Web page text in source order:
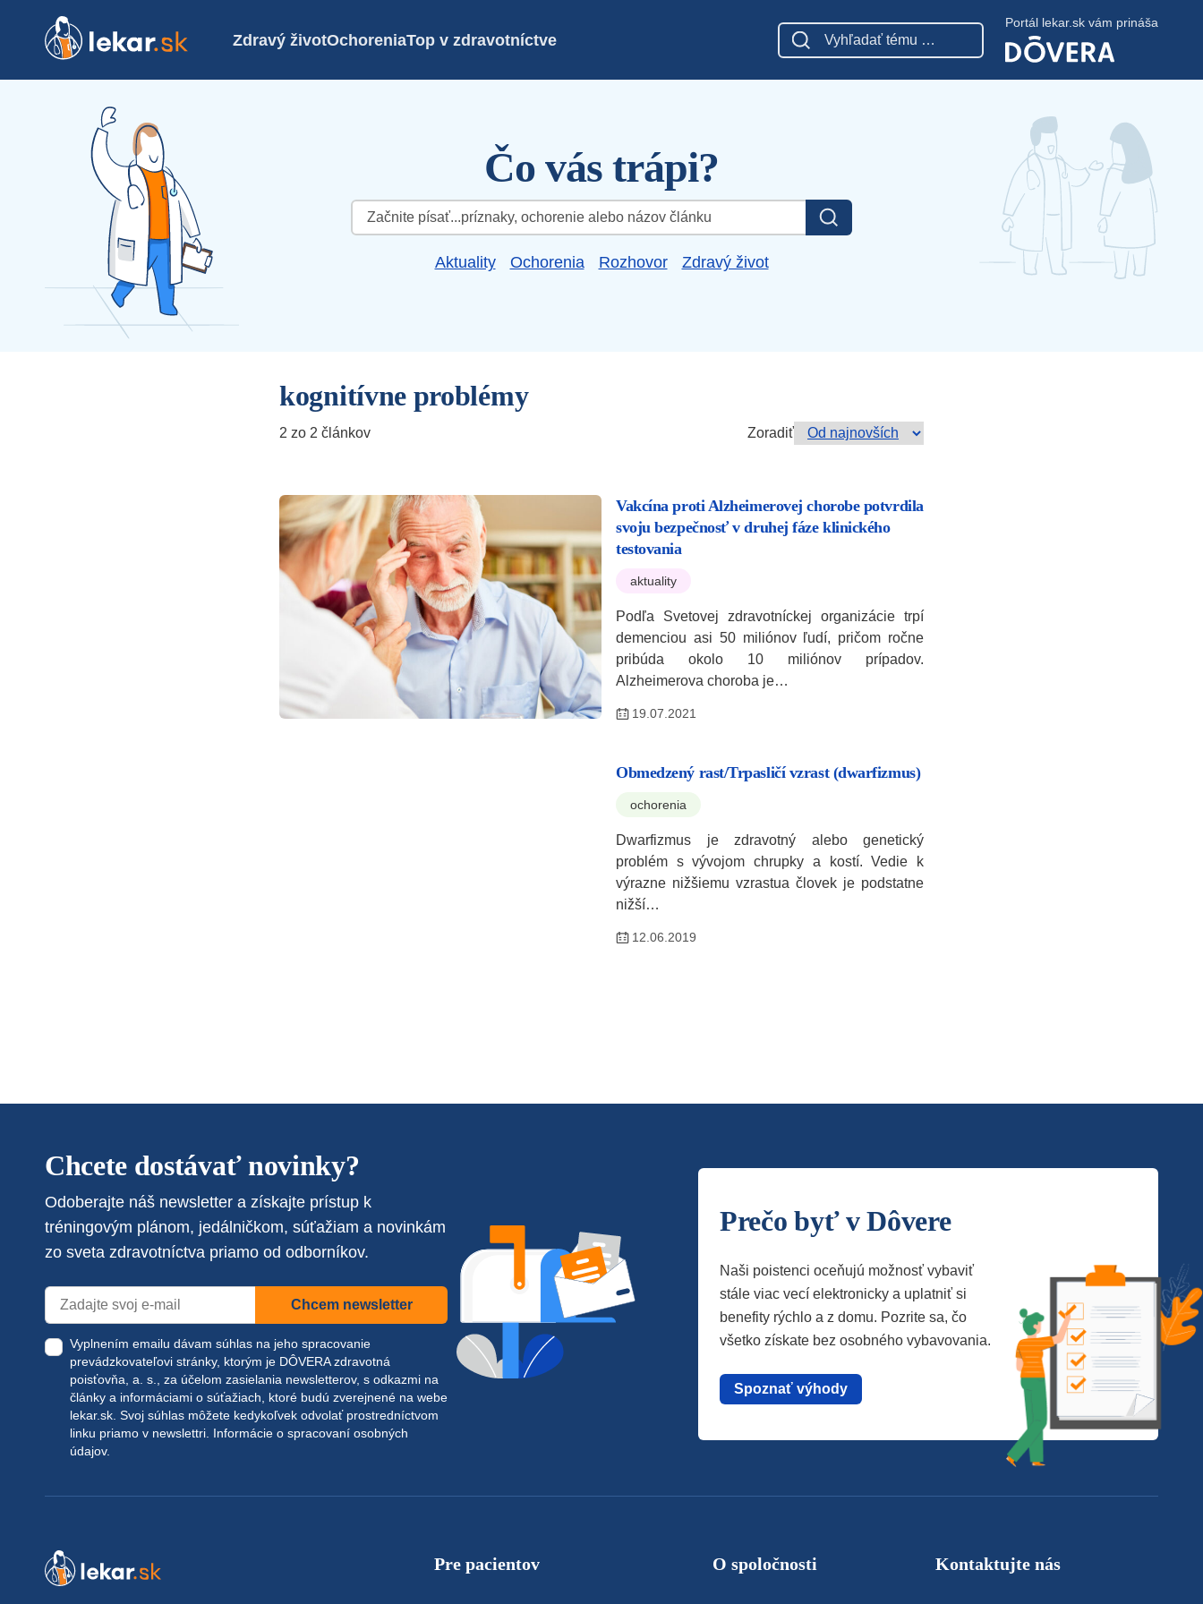
Zdravý životOchoreniaTop v zdravotníctve
Portál lekar.sk vám prináša
Čo vás trápi?
Hľadať:
Aktuality Ochorenia Rozhovor Zdravý život
kognitívne problémy
2 zo 2 článkov Zoradiť
Vakcína proti Alzheimerovej chorobe potvrdila
svoju bezpečnosť v druhej fáze klinického
testovania
aktuality
Podľa Svetovej zdravotníckej organizácie trpí
demenciou asi 50 miliónov ľudí, pričom ročne
pribúda okolo 10 miliónov prípadov.
Alzheimerova choroba je…
19.07.2021
Obmedzený rast/Trpasličí vzrast (dwarfizmus)
ochorenia
Dwarfizmus je zdravotný alebo genetický
problém s vývojom chrupky a kostí. Vedie k
výrazne nižšiemu vzrastua človek je podstatne
nižší…
12.06.2019
Chcete dostávať novinky?
Odoberajte náš newsletter a získajte prístup k
tréningovým plánom, jedálničkom, súťažiam a novinkám
zo sveta zdravotníctva priamo od odborníkov.
Chcem newsletter
Vyplnením emailu dávam súhlas na jeho spracovanie
prevádzkovateľovi stránky, ktorým je DÔVERA zdravotná
poisťovňa, a. s., za účelom zasielania newsletterov, s odkazmi na
články a informáciami o súťažiach, ktoré budú zverejnené na webe
lekar.sk . Svoj súhlas môžete kedykoľvek odvolať prostredníctvom
linku priamo v newslettri. Informácie o spracovaní osobných
údajov.
Prečo byť v Dôvere
Naši poistenci oceňujú možnosť vybaviť
stále viac vecí elektronicky a uplatniť si
benefity rýchlo a z domu. Pozrite sa, čo
všetko získate bez osobného vybavovania.
Spoznať výhody
Pre pacientov O spoločnosti Kontaktujte nás